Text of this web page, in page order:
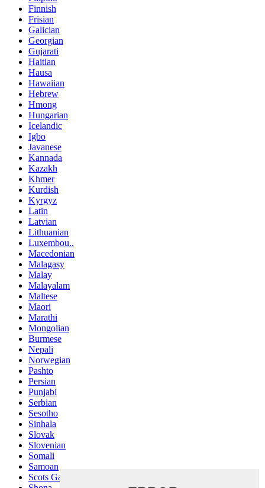
Finnish
Frisian
Galician
Georgian
Gujarati
Haitian
Hausa
Hawaiian
Hebrew
Hmong
Hungarian
Icelandic
Igbo
Javanese
Kannada
Kazakh
Khmer
Kurdish
Kyrgyz
Latin
Latvian
Lithuanian
Luxembou..
Macedonian
Malagasy
Malay
Malayalam
Maltese
Maori
Marathi
Mongolian
Burmese
Nepali
Norwegian
Pashto
Persian
Punjabi
Serbian
Sesotho
Sinhala
Slovak
Slovenian
Somali
Samoan
Scots Gaelic